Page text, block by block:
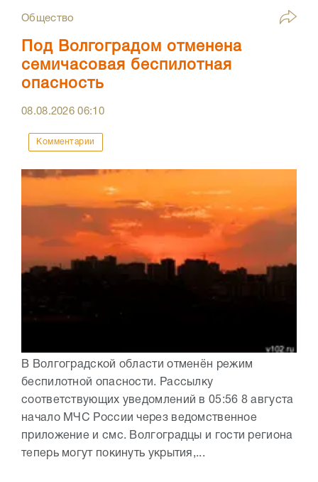
Общество
Под Волгоградом отменена
семичасовая беспилотная
опасность
08.08.202606:10
Комментарии
В Волгоградской области отменён режим
беспилотной опасности. Рассылку
соответствующих уведомлений в 05:56 8 августа
начало МЧС России через ведомственное
приложение и смс. Волгоградцы и гости региона
теперь могут покинуть укрытия,...